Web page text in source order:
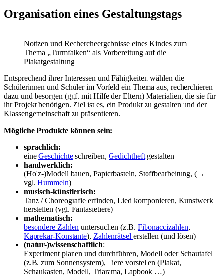
Organisation eines Gestaltungstags
Notizen und Rechercheergebnisse eines Kindes zum
Thema „Turmfalken“ als Vorbereitung auf die
Plakatgestaltung
Entsprechend ihrer Interessen und Fähigkeiten wählen die
Schülerinnen und Schüler im Vorfeld ein Thema aus, recherchieren
dazu und besorgen (ggf. mit Hilfe der Eltern) Materialien, die sie für
ihr Projekt benötigen. Ziel ist es, ein Produkt zu gestalten und der
Klassengemeinschaft zu präsentieren.
Mögliche Produkte können sein:
sprachlich:
eine Geschichte schreiben, Gedichtheft gestalten
handwerklich:
(Holz-)Modell bauen, Papierbasteln, Stoffbearbeitung, (→
vgl. Hummeln)
musisch-künstlerisch:
Tanz / Choreografie erfinden, Lied komponieren, Kunstwerk
herstellen (vgl. Fantasietiere)
mathematisch:
besondere Zahlen untersuchen (z.B. Fibonaccizahlen,
Kaprekar-Konstante), Zahlenrätsel erstellen (und lösen)
(natur-)wissenschaftlich:
Experiment planen und durchführen, Modell oder Schautafel
(z.B. zum Sonnensystem), Tiere vorstellen (Plakat,
Schaukasten, Modell, Triarama, Lapbook …)